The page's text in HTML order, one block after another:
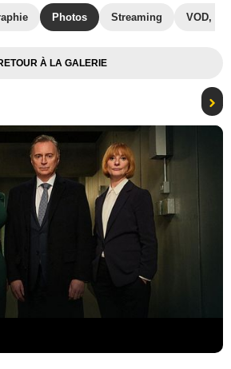
Photos Streaming VOD,
À LA GALERIE